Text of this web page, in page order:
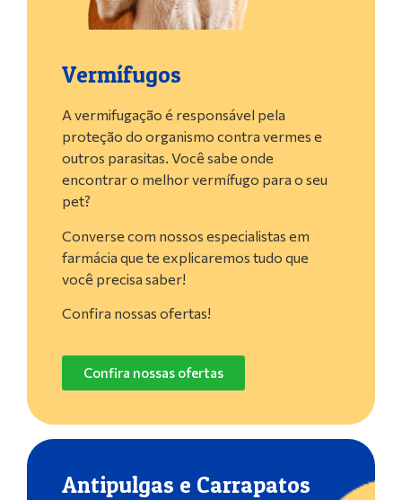
Vermífugos
A vermifugação é responsável pela
proteção do organismo contra vermes e
outros parasitas. Você sabe onde
encontrar o melhor vermífugo para o seu
pet?
Converse com nossos especialistas em
farmácia que te explicaremos tudo que
você precisa saber!
Confira nossas ofertas!
Confira nossas ofertas
Antipulgas e Carrapatos